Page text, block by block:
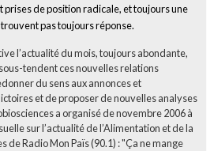
prises de position radicale, et toujours une
pas toujours réponse.
l’actualité du mois, toujours abondante,
tendent ces nouvelles relations
du sens aux annonces et
et de proposer de nouvelles analyses
a organisé de novembre 2006 à
sur l’actualité de l’Alimentation et de la
de Radio Mon Païs (90.1) : "Ça ne mange